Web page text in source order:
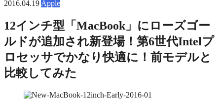
2016.04.19 Apple
12インチ型「MacBook」にローズゴー
ルドが追加され新登場！第6世代Intelプ
ロセッサでかなり快適に！前モデルと
比較してみた